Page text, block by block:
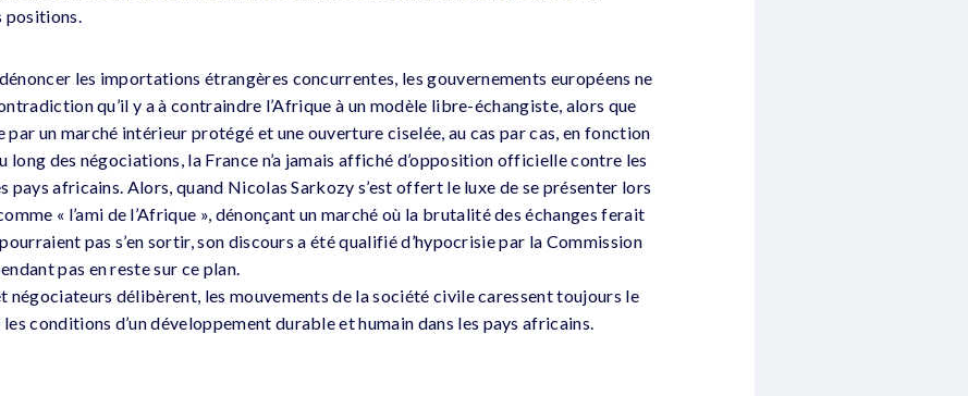
positions.
les importations étrangères concurrentes, les gouvernements européens ne
qu’il y a à contraindre l’Afrique à un modèle libre-échangiste, alors que
par un marché intérieur protégé et une ouverture ciselée, au cas par cas, en fonction
long des négociations, la France n’a jamais affiché d’opposition officielle contre les
pays africains. Alors, quand Nicolas Sarkozy s’est offert le luxe de se présenter lors
« l’ami de l’Afrique », dénonçant un marché où la brutalité des échanges ferait
pas s’en sortir, son discours a été qualifié d’hypocrisie par la Commission
pas en reste sur ce plan.
négociateurs délibèrent, les mouvements de la société civile caressent toujours le
conditions d’un développement durable et humain dans les pays africains.